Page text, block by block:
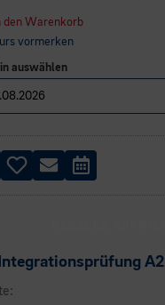
den Warenkorb
vormerken
auswählen
A2